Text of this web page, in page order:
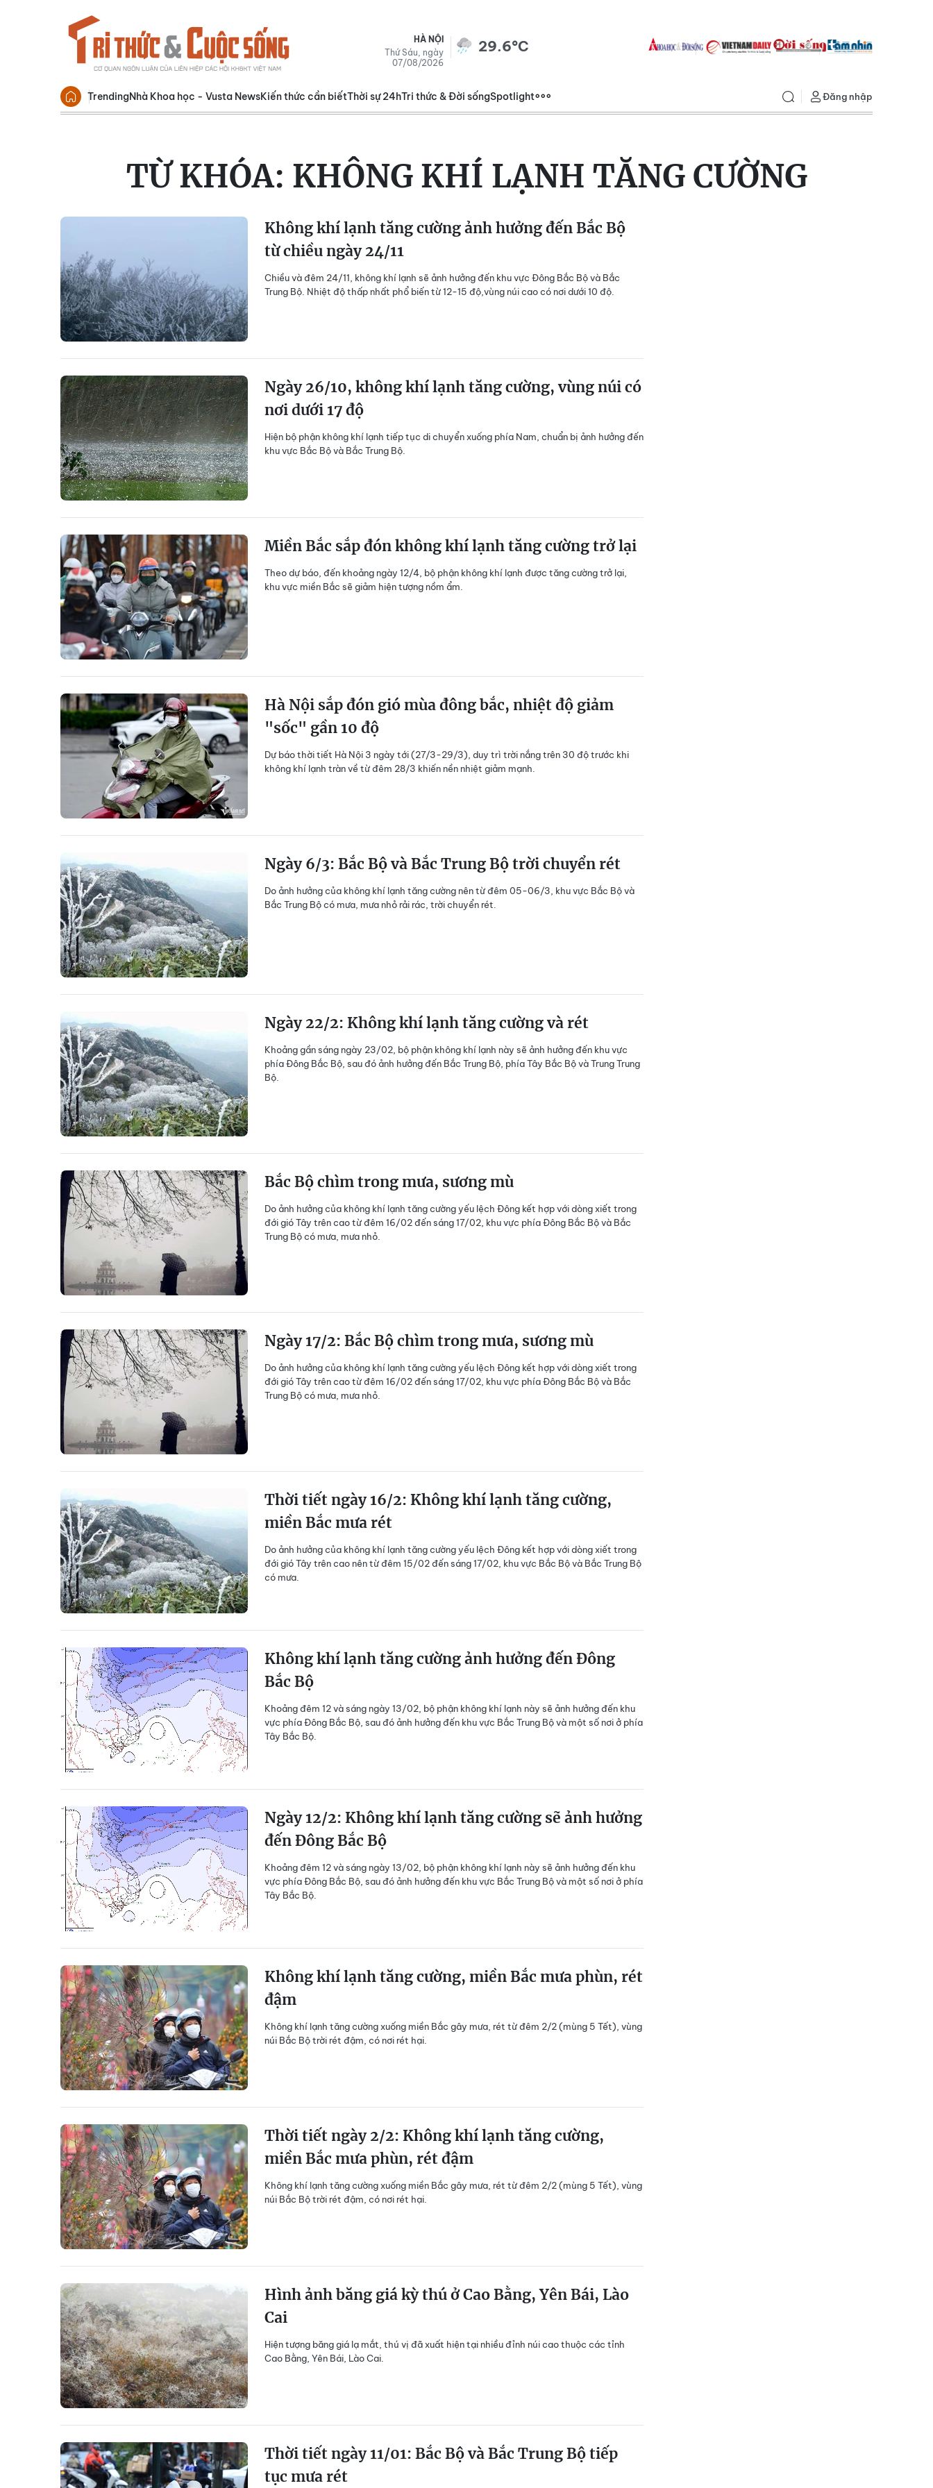
HÀ NỘI
Thứ Sáu, ngày
07/08/2026
29.6°C
TrendingNhà Khoa học - Vusta NewsKiến thức cần biếtThời sự 24hTri thức & Đời sốngSpotlight Đăng nhập
TỪ KHÓA: KHÔNG KHÍ LẠNH TĂNG CƯỜNG
Không khí lạnh tăng cường ảnh hưởng đến Bắc Bộ
từ chiều ngày 24/11
Chiều và đêm 24/11, không khí lạnh sẽ ảnh hưởng đến khu vực Đông Bắc Bộ và Bắc
Trung Bộ. Nhiệt độ thấp nhất phổ biến từ 12-15 độ,vùng núi cao có nơi dưới 10 độ.
Ngày 26/10, không khí lạnh tăng cường, vùng núi có
nơi dưới 17 độ
Hiện bộ phận không khí lạnh tiếp tục di chuyển xuống phía Nam, chuẩn bị ảnh hưởng đến
khu vực Bắc Bộ và Bắc Trung Bộ.
Miền Bắc sắp đón không khí lạnh tăng cường trở lại
Theo dự báo, đến khoảng ngày 12/4, bộ phận không khí lạnh được tăng cường trở lại,
khu vực miền Bắc sẽ giảm hiện tượng nồm ẩm.
Hà Nội sắp đón gió mùa đông bắc, nhiệt độ giảm
"sốc" gần 10 độ
Dự báo thời tiết Hà Nội 3 ngày tới (27/3-29/3), duy trì trời nắng trên 30 độ trước khi
không khí lạnh tràn về từ đêm 28/3 khiến nền nhiệt giảm mạnh.
Ngày 6/3: Bắc Bộ và Bắc Trung Bộ trời chuyển rét
Do ảnh hưởng của không khí lạnh tăng cường nên từ đêm 05-06/3, khu vực Bắc Bộ và
Bắc Trung Bộ có mưa, mưa nhỏ rải rác, trời chuyển rét.
Ngày 22/2: Không khí lạnh tăng cường và rét
Khoảng gần sáng ngày 23/02, bộ phận không khí lạnh này sẽ ảnh hưởng đến khu vực
phía Đông Bắc Bộ, sau đó ảnh hưởng đến Bắc Trung Bộ, phía Tây Bắc Bộ và Trung Trung
Bộ.
Bắc Bộ chìm trong mưa, sương mù
Do ảnh hưởng của không khí lạnh tăng cường yếu lệch Đông kết hợp với dòng xiết trong
đới gió Tây trên cao từ đêm 16/02 đến sáng 17/02, khu vực phía Đông Bắc Bộ và Bắc
Trung Bộ có mưa, mưa nhỏ.
Ngày 17/2: Bắc Bộ chìm trong mưa, sương mù
Do ảnh hưởng của không khí lạnh tăng cường yếu lệch Đông kết hợp với dòng xiết trong
đới gió Tây trên cao từ đêm 16/02 đến sáng 17/02, khu vực phía Đông Bắc Bộ và Bắc
Trung Bộ có mưa, mưa nhỏ.
Thời tiết ngày 16/2: Không khí lạnh tăng cường,
miền Bắc mưa rét
Do ảnh hưởng của không khí lạnh tăng cường yếu lệch Đông kết hợp với dòng xiết trong
đới gió Tây trên cao nên từ đêm 15/02 đến sáng 17/02, khu vực Bắc Bộ và Bắc Trung Bộ
có mưa.
Không khí lạnh tăng cường ảnh hưởng đến Đông
Bắc Bộ
Khoảng đêm 12 và sáng ngày 13/02, bộ phận không khí lạnh này sẽ ảnh hưởng đến khu
vực phía Đông Bắc Bộ, sau đó ảnh hưởng đến khu vực Bắc Trung Bộ và một số nơi ở phía
Tây Bắc Bộ.
Ngày 12/2: Không khí lạnh tăng cường sẽ ảnh hưởng
đến Đông Bắc Bộ
Khoảng đêm 12 và sáng ngày 13/02, bộ phận không khí lạnh này sẽ ảnh hưởng đến khu
vực phía Đông Bắc Bộ, sau đó ảnh hưởng đến khu vực Bắc Trung Bộ và một số nơi ở phía
Tây Bắc Bộ.
Không khí lạnh tăng cường, miền Bắc mưa phùn, rét
đậm
Không khí lạnh tăng cường xuống miền Bắc gây mưa, rét từ đêm 2/2 (mùng 5 Tết), vùng
núi Bắc Bộ trời rét đậm, có nơi rét hại.
Thời tiết ngày 2/2: Không khí lạnh tăng cường,
miền Bắc mưa phùn, rét đậm
Không khí lạnh tăng cường xuống miền Bắc gây mưa, rét từ đêm 2/2 (mùng 5 Tết), vùng
núi Bắc Bộ trời rét đậm, có nơi rét hại.
Hình ảnh băng giá kỳ thú ở Cao Bằng, Yên Bái, Lào
Cai
Hiện tượng băng giá lạ mắt, thú vị đã xuất hiện tại nhiều đỉnh núi cao thuộc các tỉnh
Cao Bằng, Yên Bái, Lào Cai.
Thời tiết ngày 11/01: Bắc Bộ và Bắc Trung Bộ tiếp
tục mưa rét